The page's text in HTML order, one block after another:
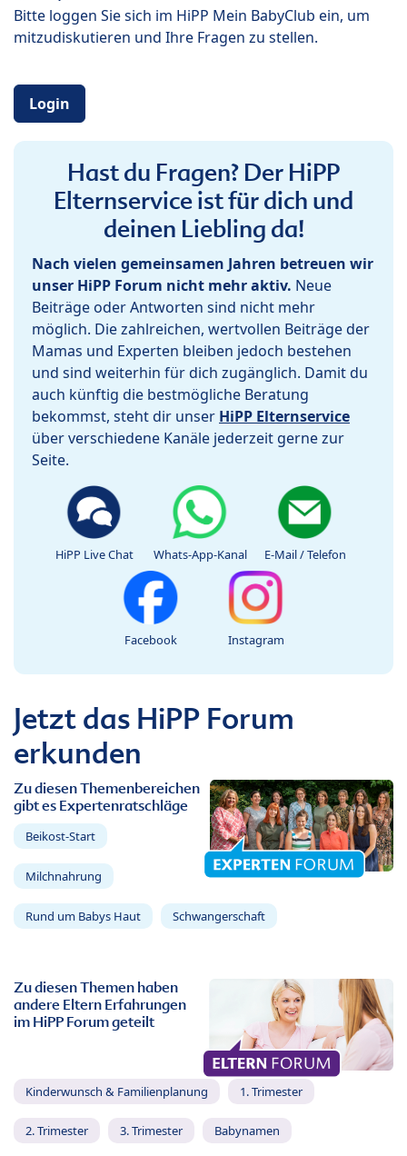
Bitte loggen Sie sich im HiPP Mein BabyClub ein, um
mitzudiskutieren und Ihre Fragen zu stellen.
Login
Hast du Fragen? Der HiPP
Elternservice ist für dich und
deinen Liebling da!
Nach vielen gemeinsamen Jahren betreuen wir
unser HiPP Forum nicht mehr aktiv. Neue
Beiträge oder Antworten sind nicht mehr
möglich. Die zahlreichen, wertvollen Beiträge der
Mamas und Experten bleiben jedoch bestehen
und sind weiterhin für dich zugänglich. Damit du
auch künftig die bestmögliche Beratung
bekommst, steht dir unser HiPP Elternservice
über verschiedene Kanäle jederzeit gerne zur
Seite.
HiPP Live Chat Whats-App-Kanal E-Mail / Telefon
Facebook Instagram
Jetzt das HiPP Forum
erkunden
Zu diesen Themenbereichen
gibt es Expertenratschläge
Beikost-Start
Milchnahrung
Rund um Babys Haut Schwangerschaft
Zu diesen Themen haben
andere Eltern Erfahrungen
im HiPP Forum geteilt
Kinderwunsch & Familienplanung 1. Trimester
2. Trimester 3. Trimester Babynamen